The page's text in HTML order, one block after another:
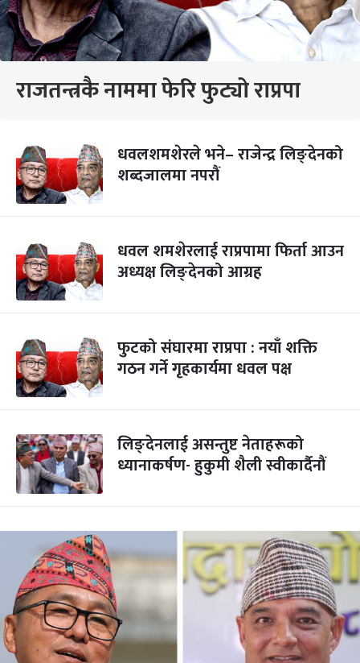
राजतन्त्रकै नाममा फेरि फुट्यो राप्रपा
धवलशमशेरले भने– राजेन्द्र लिङ्देनको
शब्दजालमा नपरौं
धवल शमशेरलाई राप्रपामा फिर्ता आउन
अध्यक्ष लिङ्देनको आग्रह
फुटको संघारमा राप्रपा : नयाँ शक्ति
गठन गर्ने गृहकार्यमा धवल पक्ष
लिङ्देनलाई असन्तुष्ट नेताहरूको
ध्यानाकर्षण- हुकुमी शैली स्वीकार्दैनौं